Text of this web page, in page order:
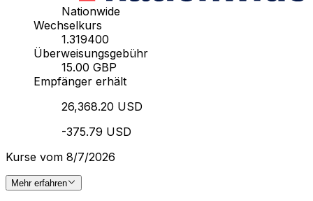
Nationwide
Wechselkurs
1.319400
Überweisungsgebühr
15.00 GBP
Empfänger erhält
26,368.20 USD
-375.79 USD
Kurse vom 8/7/2026
Mehr erfahren